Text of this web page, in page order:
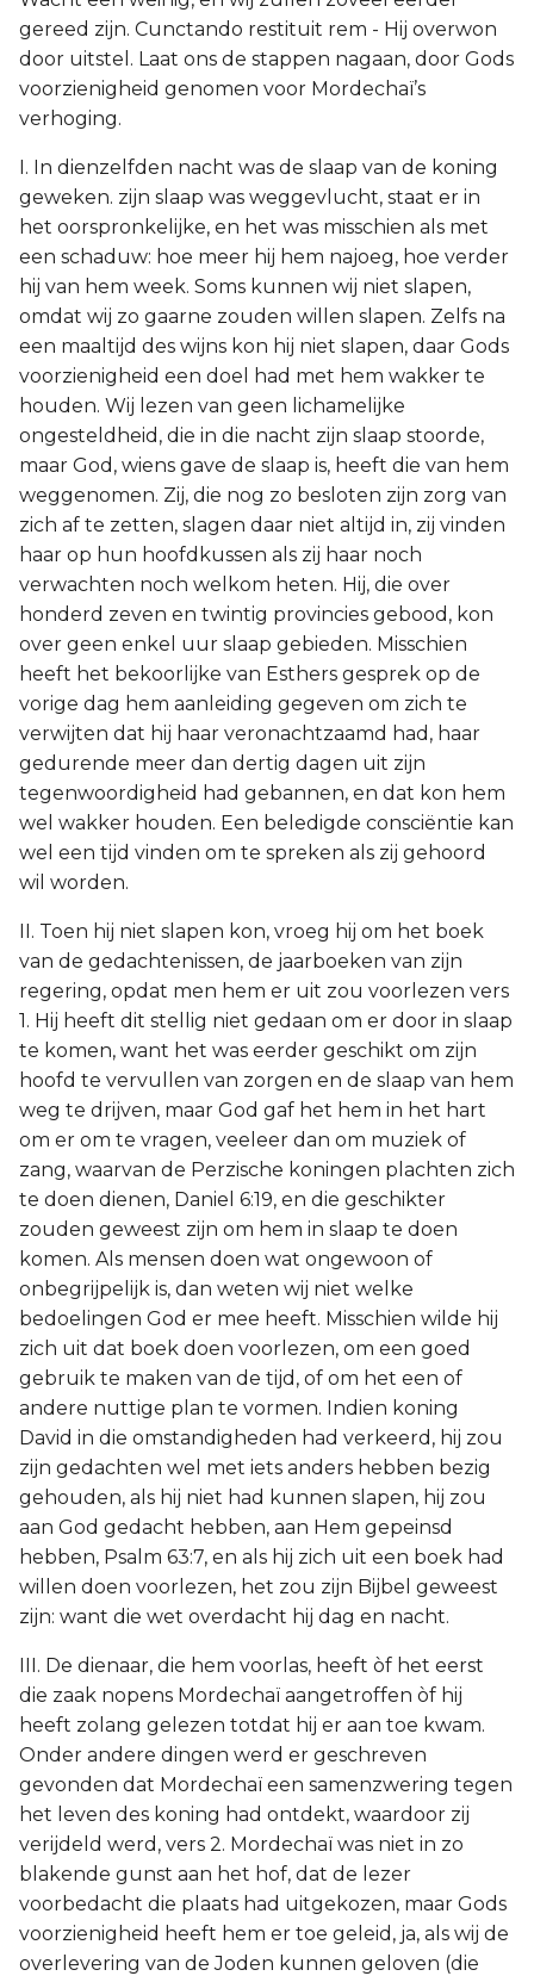
gereed zijn. Cunctando restituit rem - Hij overwon
door uitstel. Laat ons de stappen nagaan, door Gods
voorzienigheid genomen voor Mordechaï’s
verhoging.
I. In dienzelfden nacht was de slaap van de koning
geweken. zijn slaap was weggevlucht, staat er in
het oorspronkelijke, en het was misschien als met
een schaduw: hoe meer hij hem najoeg, hoe verder
hij van hem week. Soms kunnen wij niet slapen,
omdat wij zo gaarne zouden willen slapen. Zelfs na
een maaltijd des wijns kon hij niet slapen, daar Gods
voorzienigheid een doel had met hem wakker te
houden. Wij lezen van geen lichamelijke
ongesteldheid, die in die nacht zijn slaap stoorde,
maar God, wiens gave de slaap is, heeft die van hem
weggenomen. Zij, die nog zo besloten zijn zorg van
zich af te zetten, slagen daar niet altijd in, zij vinden
haar op hun hoofdkussen als zij haar noch
verwachten noch welkom heten. Hij, die over
honderd zeven en twintig provincies gebood, kon
over geen enkel uur slaap gebieden. Misschien
heeft het bekoorlijke van Esthers gesprek op de
vorige dag hem aanleiding gegeven om zich te
verwijten dat hij haar veronachtzaamd had, haar
gedurende meer dan dertig dagen uit zijn
tegenwoordigheid had gebannen, en dat kon hem
wel wakker houden. Een beledigde consciëntie kan
wel een tijd vinden om te spreken als zij gehoord
wil worden.
II. Toen hij niet slapen kon, vroeg hij om het boek
van de gedachtenissen, de jaarboeken van zijn
regering, opdat men hem er uit zou voorlezen vers
1. Hij heeft dit stellig niet gedaan om er door in slaap
te komen, want het was eerder geschikt om zijn
hoofd te vervullen van zorgen en de slaap van hem
weg te drijven, maar God gaf het hem in het hart
om er om te vragen, veeleer dan om muziek of
zang, waarvan de Perzische koningen plachten zich
te doen dienen, Daniel 6:19, en die geschikter
zouden geweest zijn om hem in slaap te doen
komen. Als mensen doen wat ongewoon of
onbegrijpelijk is, dan weten wij niet welke
bedoelingen God er mee heeft. Misschien wilde hij
zich uit dat boek doen voorlezen, om een goed
gebruik te maken van de tijd, of om het een of
andere nuttige plan te vormen. Indien koning
David in die omstandigheden had verkeerd, hij zou
zijn gedachten wel met iets anders hebben bezig
gehouden, als hij niet had kunnen slapen, hij zou
aan God gedacht hebben, aan Hem gepeinsd
hebben, Psalm 63:7, en als hij zich uit een boek had
willen doen voorlezen, het zou zijn Bijbel geweest
zijn: want die wet overdacht hij dag en nacht.
III. De dienaar, die hem voorlas, heeft òf het eerst
die zaak nopens Mordechaï aangetroffen òf hij
heeft zolang gelezen totdat hij er aan toe kwam.
Onder andere dingen werd er geschreven
gevonden dat Mordechaï een samenzwering tegen
het leven des koning had ontdekt, waardoor zij
verijdeld werd, vers 2. Mordechaï was niet in zo
blakende gunst aan het hof, dat de lezer
voorbedacht die plaats had uitgekozen, maar Gods
voorzienigheid heeft hem er toe geleid, ja, als wij de
overlevering van de Joden kunnen geloven (die